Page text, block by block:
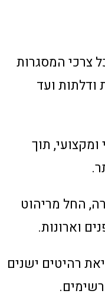
צרכי המסגרות
ודלתות ועד
ומקצועי, תוך
החל מריהוט
וארונות.
רהיטים ישנים